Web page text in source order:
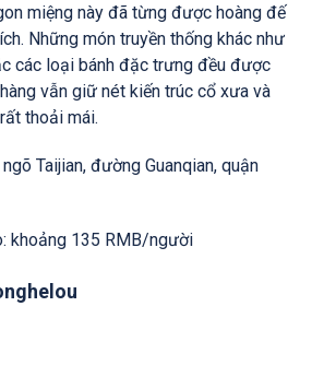
miệng này đã từng được hoàng đế
Những món truyền thống khác như
các loại bánh đặc trưng đều được
vẫn giữ nét kiến trúc cổ xưa và
thoải mái.
Taijian, đường Guanqian, quận
khoảng 135 RMB/người